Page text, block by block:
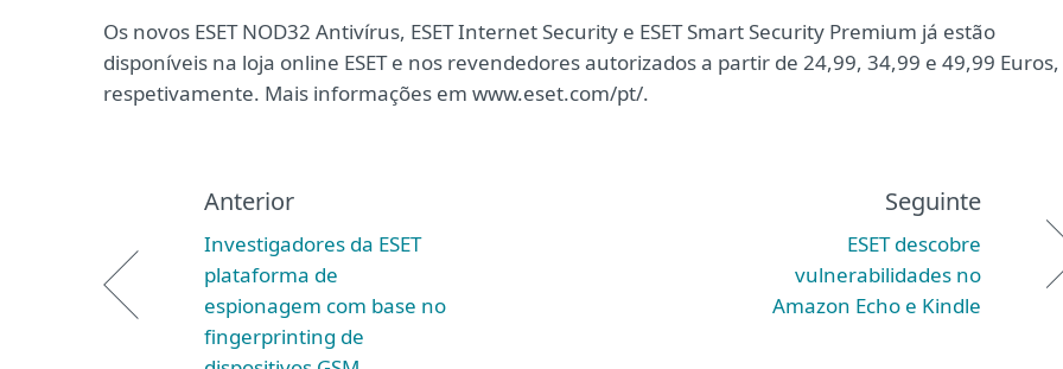
Os novos ESET NOD32 Antivírus, ESET Internet Security e ESET Smart Security Premium já estão
disponíveis na loja online ESET e nos revendedores autorizados a partir de 24,99, 34,99 e 49,99 Euros,
respetivamente. Mais informações em www.eset.com/pt/.
Anterior
Investigadores da ESET
plataforma de
espionagem com base no
fingerprinting de
Seguinte
ESET descobre
vulnerabilidades no
Amazon Echo e Kindle